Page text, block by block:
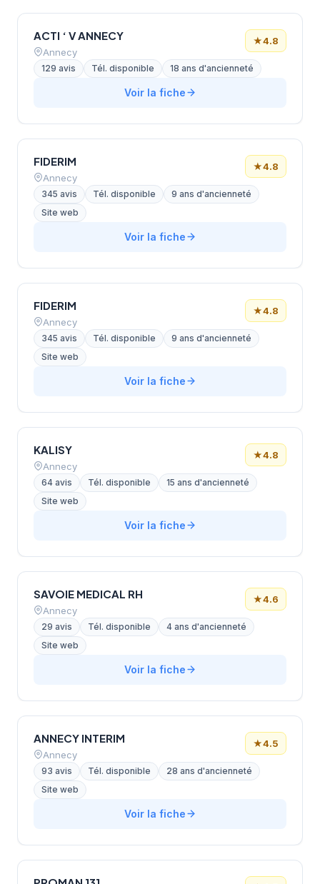
ACTI ‘ V ANNECY
Annecy
★4.8
129 avis Tél. disponible 18 ans d'ancienneté
Voir la fiche
FIDERIM
Annecy
★4.8
345 avis Tél. disponible
9 ans d'ancienneté
Site web
Voir la fiche
FIDERIM
Annecy
★4.8
345 avis Tél. disponible
9 ans d'ancienneté
Site web
Voir la fiche
KALISY
Annecy
★4.8
64 avis Tél. disponible
15 ans d'ancienneté
Site web
Voir la fiche
SAVOIE MEDICAL RH
Annecy
★4.6
29 avis Tél. disponible
4 ans d'ancienneté
Site web
Voir la fiche
ANNECY INTERIM
Annecy
★4.5
93 avis Tél. disponible
28 ans d'ancienneté
Site web
Voir la fiche